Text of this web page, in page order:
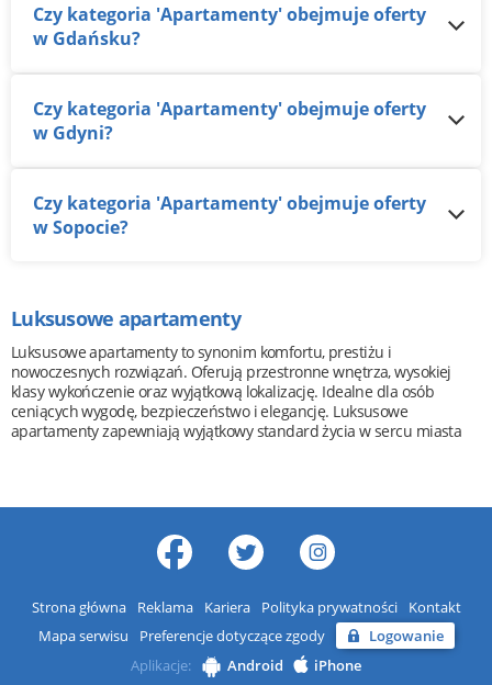
Czy kategoria 'Apartamenty' obejmuje oferty
w Gdańsku?
Czy kategoria 'Apartamenty' obejmuje oferty
w Gdyni?
Czy kategoria 'Apartamenty' obejmuje oferty
w Sopocie?
Luksusowe apartamenty
Luksusowe apartamenty to synonim komfortu, prestiżu i
nowoczesnych rozwiązań. Oferują przestronne wnętrza, wysokiej
klasy wykończenie oraz wyjątkową lokalizację. Idealne dla osób
ceniących wygodę, bezpieczeństwo i elegancję. Luksusowe
apartamenty zapewniają wyjątkowy standard życia w sercu miasta
Strona główna Reklama Kariera Polityka prywatności
Kontakt
Mapa serwisu
Preferencje dotyczące zgody
Logowanie
Aplikacje:
Android iPhone